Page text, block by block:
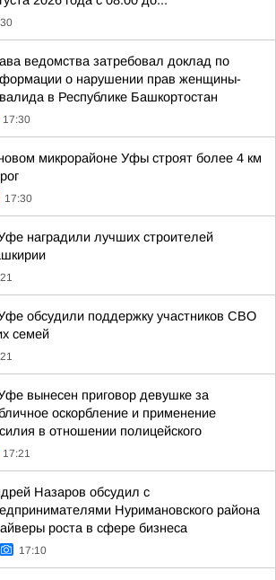
ведомства затребовал доклад по
о нарушении прав женщины-
в Республике Башкортостан
17:30
микрорайоне Уфы строят более 4 км
17:30
наградили лучших строителей
обсудили поддержку участников СВО
семей
вынесен приговор девушке за
оскорбление и применение
в отношении полицейского
17:21
Назаров обсудил с
Нуримановского района
роста в сфере бизнеса
17:10